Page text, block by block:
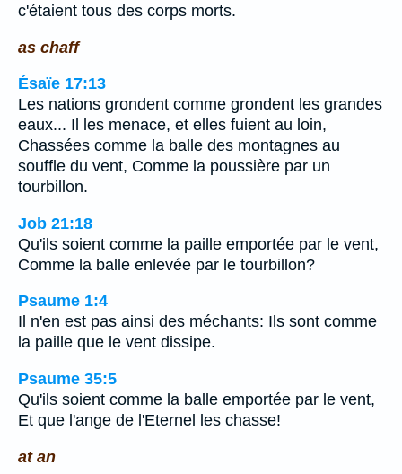
c'étaient tous des corps morts.
as chaff
Ésaïe 17:13
Les nations grondent comme grondent les grandes
eaux... Il les menace, et elles fuient au loin,
Chassées comme la balle des montagnes au
souffle du vent, Comme la poussière par un
tourbillon.
Job 21:18
Qu'ils soient comme la paille emportée par le vent,
Comme la balle enlevée par le tourbillon?
Psaume 1:4
Il n'en est pas ainsi des méchants: Ils sont comme
la paille que le vent dissipe.
Psaume 35:5
Qu'ils soient comme la balle emportée par le vent,
Et que l'ange de l'Eternel les chasse!
at an